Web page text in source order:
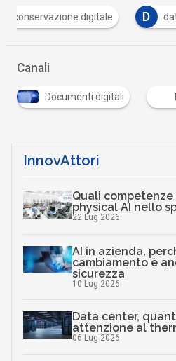
digitale D dati personali
Canali
Documenti digitali
InnovAttori
Quali
physical AI nello
22 Lug 2026
AI in azienda,
cambiamento è
sicurezza
10 Lug 2026
Data center,
attenzione al
06 Lug 2026